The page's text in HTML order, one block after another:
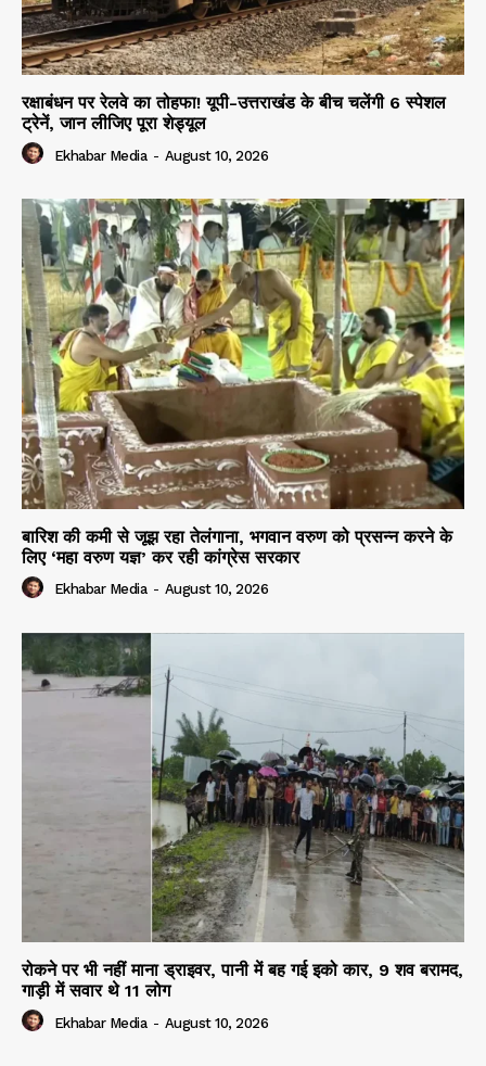
रक्षाबंधन पर रेलवे का तोहफा! यूपी-उत्तराखंड के बीच चलेंगी 6 स्पेशल
ट्रेनें, जान लीजिए पूरा शेड्यूल
Ekhabar Media - August 10, 2026
बारिश की कमी से जूझ रहा तेलंगाना, भगवान वरुण को प्रसन्न करने के
लिए ‘महा वरुण यज्ञ’ कर रही कांग्रेस सरकार
Ekhabar Media - August 10, 2026
रोकने पर भी नहीं माना ड्राइवर, पानी में बह गई इको कार, 9 शव बरामद,
गाड़ी में सवार थे 11 लोग
Ekhabar Media - August 10, 2026